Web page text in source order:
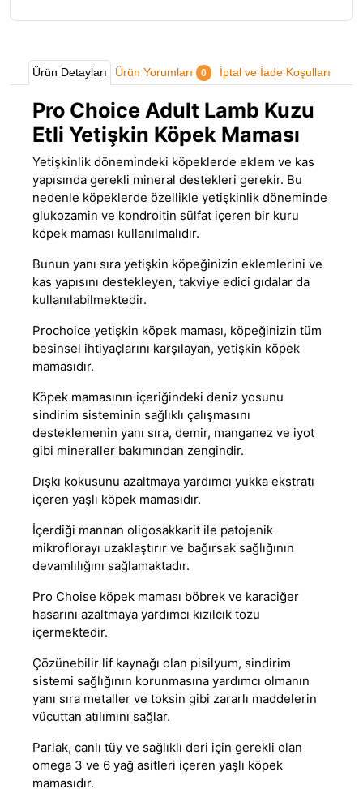
Ürün Detayları Ürün Yorumları 0 İptal ve İade Koşulları
Pro Choice Adult Lamb Kuzu
Etli Yetişkin Köpek Maması
Yetişkinlik dönemindeki köpeklerde eklem ve kas
yapısında gerekli mineral destekleri gerekir. Bu
nedenle köpeklerde özellikle yetişkinlik döneminde
glukozamin ve kondroitin sülfat içeren bir kuru
köpek maması kullanılmalıdır.
Bunun yanı sıra yetişkin köpeğinizin eklemlerini ve
kas yapısını destekleyen, takviye edici gıdalar da
kullanılabilmektedir.
Prochoice yetişkin köpek maması, köpeğinizin tüm
besinsel ihtiyaçlarını karşılayan, yetişkin köpek
mamasıdır.
Köpek mamasının içeriğindeki deniz yosunu
sindirim sisteminin sağlıklı çalışmasını
desteklemenin yanı sıra, demir, manganez ve iyot
gibi mineraller bakımından zengindir.
Dışkı kokusunu azaltmaya yardımcı yukka ekstratı
içeren yaşlı köpek mamasıdır.
İçerdiği mannan oligosakkarit ile patojenik
mikroflorayı uzaklaştırır ve bağırsak sağlığının
devamlılığını sağlamaktadır.
Pro Choise köpek maması böbrek ve karaciğer
hasarını azaltmaya yardımcı kızılcık tozu
içermektedir.
Çözünebilir lif kaynağı olan pisilyum, sindirim
sistemi sağlığının korunmasına yardımcı olmanın
yanı sıra metaller ve toksin gibi zararlı maddelerin
vücuttan atılımını sağlar.
Parlak, canlı tüy ve sağlıklı deri için gerekli olan
omega 3 ve 6 yağ asitleri içeren yaşlı köpek
mamasıdır.